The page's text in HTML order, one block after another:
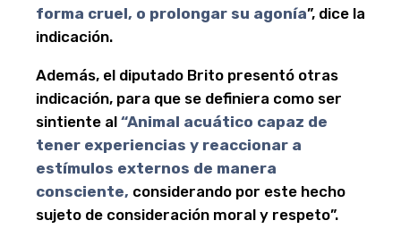
forma cruel, o prolongar su agonía”, dice la
indicación.
Además, el diputado Brito presentó otras
indicación, para que se definiera como ser
sintiente al “Animal acuático capaz de
tener experiencias y reaccionar a
estímulos externos de manera
consciente, considerando por este hecho
sujeto de consideración moral y respeto”.